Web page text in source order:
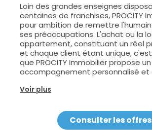
Loin des grandes enseignes
centaines de franchises, PROCITY
pour ambition de remettre
ses préoccupations. L'achat ou la
appartement, constituant un réel
et chaque client étant unique,
que PROCITY Immobilier propose un
accompagnement personnalisé et
IMMOBILIER recrute des
Voir plus
Consulter les offres